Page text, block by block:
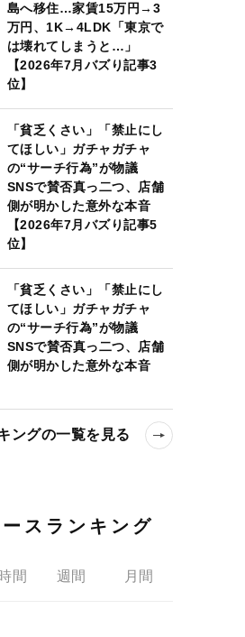
島へ移住…家賃15万円→3
万円、1K→4LDK「東京で
は壊れてしまうと…」
【2026年7月バズり記事3
位】
「貧乏くさい」「禁止にし
てほしい」ガチャガチャ
の“サーチ行為”が物議
SNSで賛否真っ二つ、店舗
側が明かした意外な本音
【2026年7月バズり記事5
位】
「貧乏くさい」「禁止にし
てほしい」ガチャガチャ
の“サーチ行為”が物議
SNSで賛否真っ二つ、店舗
側が明かした意外な本音
ングの一覧を見る
スランキング
間 週間 月間